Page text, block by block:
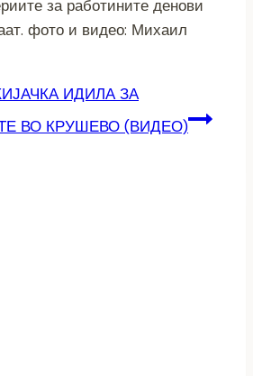
за работините денови
фото и видео: Михаил
ИДИЛА ЗА
ВО КРУШЕВО (ВИДЕО)